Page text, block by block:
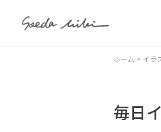
ホーム > イラ
毎日